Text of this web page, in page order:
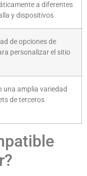
a diferentes
y dispositivos
de opciones de
personalizar el sitio
una amplia variedad
de terceros